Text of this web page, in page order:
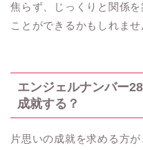
焦らず、じっくりと関係
ことができるかもしれませ
エンジェルナンバー
成就する？
片思いの成就を求める方